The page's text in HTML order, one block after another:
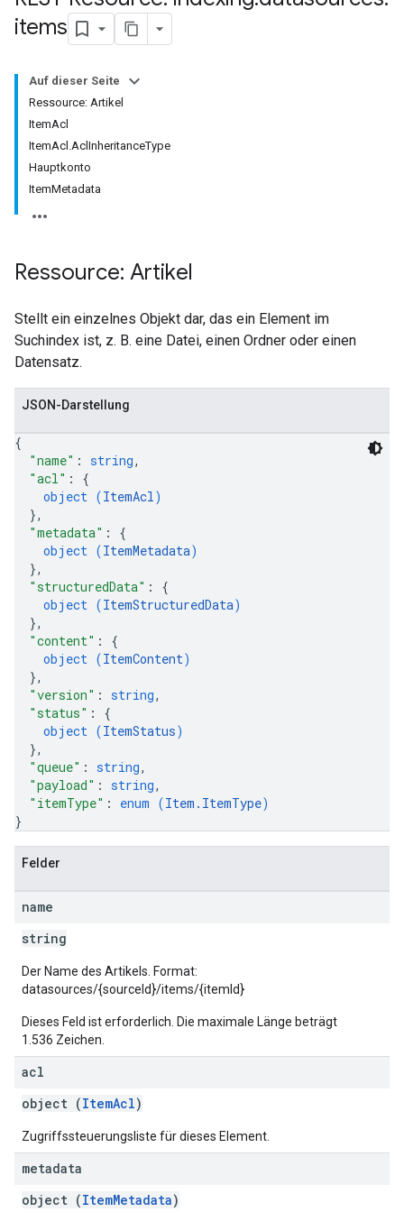
items
Auf dieser Seite
Ressource: Artikel
ItemAcl
ItemAcl.AclInheritanceType
Hauptkonto
ItemMetadata
Ressource: Artikel
Stellt ein einzelnes Objekt dar, das ein Element im
Suchindex ist, z. B. eine Datei, einen Ordner oder einen
Datensatz.
JSON-Darstellung
{
"name" : string,
"acl" : {
object (ItemAcl)
},
"metadata" : {
object (ItemMetadata)
},
"structuredData" : {
object (ItemStructuredData)
},
"content" : {
object (ItemContent)
},
"version" : string,
"status" : {
object (ItemStatus)
},
"queue" : string,
"payload" : string,
"itemType" : enum (Item.ItemType)
}
Felder
name
string
Der Name des Artikels. Format:
datasources/{sourceId}/items/{itemId}
Dieses Feld ist erforderlich. Die maximale Länge beträgt
1.536 Zeichen.
acl
object (ItemAcl)
Zugriffssteuerungsliste für dieses Element.
metadata
object (ItemMetadata)